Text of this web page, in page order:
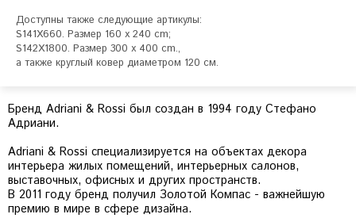
Доступны также следующие артикулы:
S141X660. Размер 160 x 240 cm;
S142X1800. Размер 300 x 400 cm.,
а также круглый ковер диаметром 120 см.
Бренд Adriani & Rossi был создан в 1994 году Стефано
Адриани.
Adriani & Rossi специализируется на объектах декора
интерьера жилых помещений, интерьерных салонов,
выставочных, офисных и других пространств.
В 2011 году бренд получил Золотой Компас - важнейшую
премию в мире в сфере дизайна.